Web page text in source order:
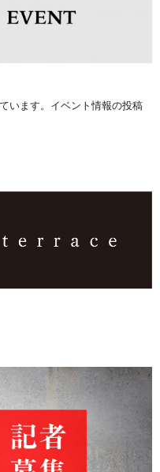
います。イベント情報の投稿